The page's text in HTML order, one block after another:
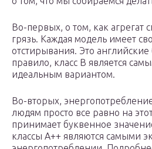
Во-первых, о том, как агрегат
грязь. Каждая модель имеет
отстирывания. Это английские
правило, класс B является
идеальным вариантом.
Во-вторых,
людям просто все равно на
принимает буквенное
классы A++ являются самыми